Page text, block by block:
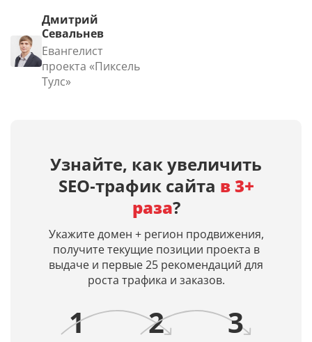
Дмитрий
Севальнев
Евангелист
проекта «Пиксель
Тулс»
Узнайте, как увеличить
SEO‑трафик сайта в 3+
раза?
Укажите домен + регион продвижения,
получите текущие позиции проекта в
выдаче и первые 25 рекомендаций для
роста трафика и заказов.
1 2 3